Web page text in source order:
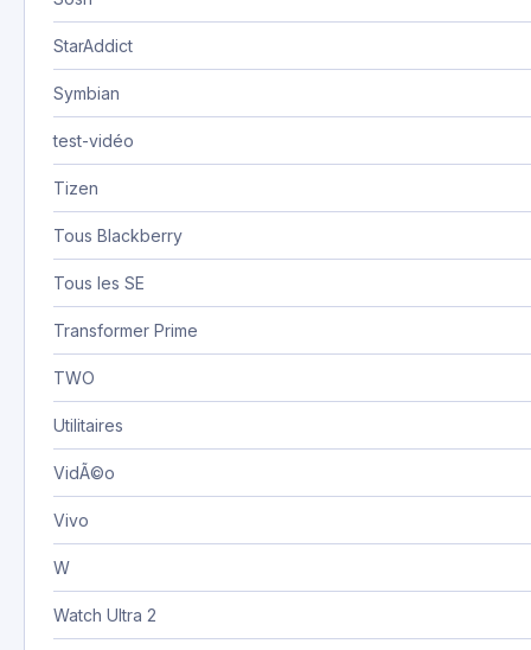
StarAddict
Symbian
test-vidéo
Tizen
Tous Blackberry
Tous les SE
Transformer Prime
TWO
Utilitaires
VidÃ©o
Vivo
W
Watch Ultra 2